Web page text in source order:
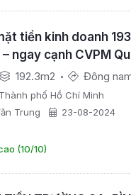
tiền kinh doanh
– ngay cạnh CVPM
192.3m2 Đông
phố Hồ Chí Minh
Trung
23-08-2024
(10/10)